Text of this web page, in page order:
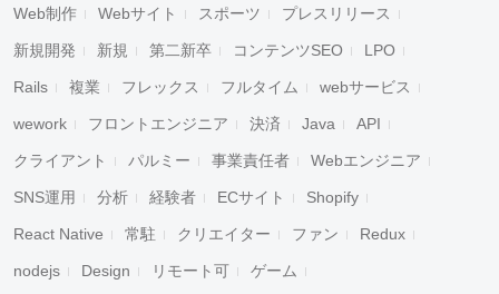
Web制作 Webサイト スポーツ プレスリリース
新規開発 新規 第二新卒 コンテンツSEO LPO
Rails 複業 フレックス フルタイム webサービス
wework フロントエンジニア 決済 Java API
クライアント パルミー 事業責任者 Webエンジニア
SNS運用 分析 経験者 ECサイト Shopify
React Native 常駐 クリエイター ファン Redux
nodejs Design リモート可 ゲーム